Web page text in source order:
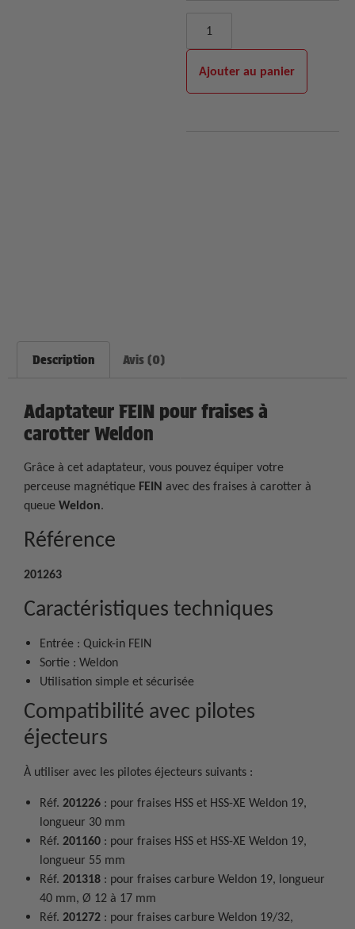
Ajouter au panier
Description Avis (0)
Adaptateur FEIN pour fraises à
carotter Weldon
Grâce à cet adaptateur, vous pouvez équiper votre
perceuse magnétique FEIN avec des fraises à carotter à
queue Weldon.
Référence
201263
Caractéristiques techniques
Entrée : Quick-in FEIN
Sortie : Weldon
Utilisation simple et sécurisée
Compatibilité avec pilotes
éjecteurs
À utiliser avec les pilotes éjecteurs suivants :
Réf. 201226 : pour fraises HSS et HSS-XE Weldon 19,
longueur 30 mm
Réf. 201160 : pour fraises HSS et HSS-XE Weldon 19,
longueur 55 mm
Réf. 201318 : pour fraises carbure Weldon 19, longueur
40 mm, Ø 12 à 17 mm
Réf. 201272 : pour fraises carbure Weldon 19/32,